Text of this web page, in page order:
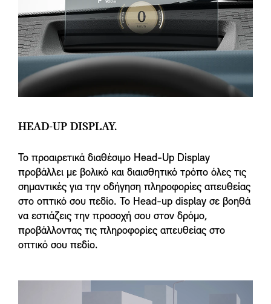
HEAD-UP DISPLAY.
Το προαιρετικά διαθέσιμο Head-Up Display
προβάλλει με βολικό και διαισθητικό τρόπο όλες τις
σημαντικές για την οδήγηση πληροφορίες απευθείας
στο οπτικό σου πεδίο. Το Head-up display σε βοηθά
να εστιάζεις την προσοχή σου στον δρόμο,
προβάλλοντας τις πληροφορίες απευθείας στο
οπτικό σου πεδίο.